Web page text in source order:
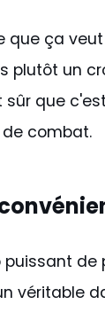
que ça
plutôt un
que
combat.
puissant
véritable